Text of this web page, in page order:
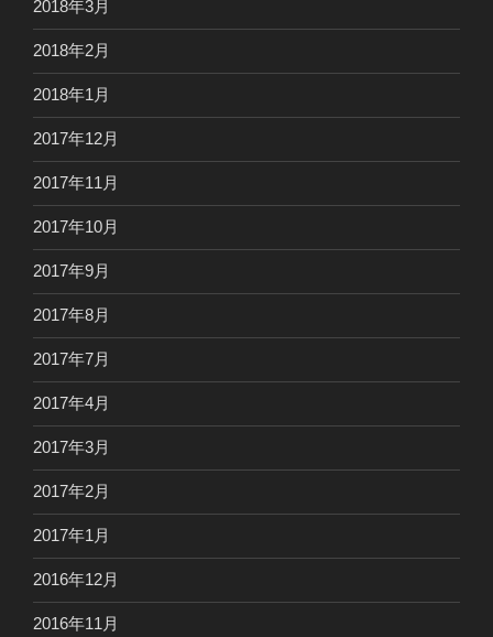
2018年3月
2018年2月
2018年1月
2017年12月
2017年11月
2017年10月
2017年9月
2017年8月
2017年7月
2017年4月
2017年3月
2017年2月
2017年1月
2016年12月
2016年11月